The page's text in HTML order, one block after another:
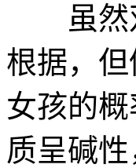
虽然双
根据，
女孩的
质呈碱